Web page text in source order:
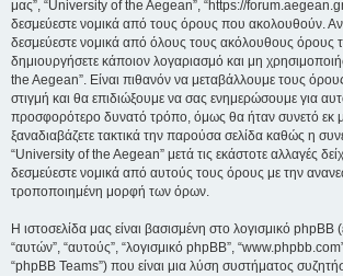
μας”, “University of the Aegean”, “https://
δεσμεύεστε νομικά από τους όρους που ακολουθούν. Αν
δεσμεύεστε νομικά από όλους τους ακόλουθους όρους
δημιουργήσετε κάποιον λογαριασμό και μη
the Aegean”. Είναι πιθανόν να μεταβάλλουμε τους
στιγμή και θα επιδιώξουμε να σας ενημερώσουμε για
προσφορότερο δυνατό τρόπο, όμως θα ήταν συνετό εκ
ξαναδιαβάζετε τακτικά την παρούσα σελίδα καθώς η
“University of the Aegean” μετά τις εκάστοτε αλλαγές
δεσμεύεστε νομικά από αυτούς τους όρους με την
τροποποιημένη μορφή των όρων.
Η ιστοσελίδα μας είναι βασισμένη στο λογισμικό phpBB
“αυτών”, “αυτούς”, “λογισμικό phpBB”,
“phpBB Teams”) που είναι μια λύση συστήματος